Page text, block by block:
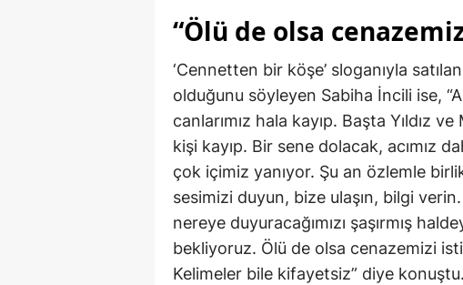
“Ölü de olsa
‘Cennetten bir köşe’ sloganıyla
olduğunu söyleyen Sabiha İncili ise,
canlarımız hala kayıp. Başta Yıldız
kişi kayıp. Bir sene dolacak, acımız
çok içimiz yanıyor. Şu an özlemle
sesimizi duyun, bize ulaşın, bilgi
nereye duyuracağımızı şaşırmış
bekliyoruz. Ölü de olsa cenazemizi
Kelimeler bile kifayetsiz” diye konuştu.